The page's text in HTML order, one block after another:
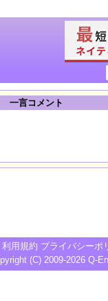
一言コメント
利用規約 プライバシーポ
(C) 2009-2026 Q-